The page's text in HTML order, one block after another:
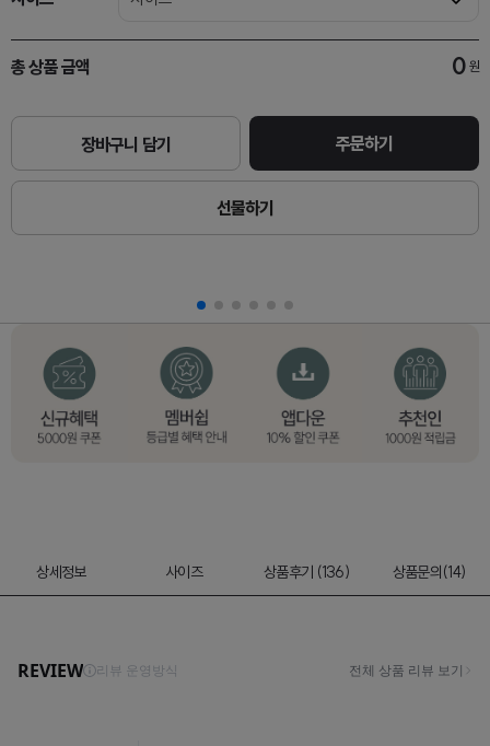
총 상품 금액 0 원
장바구니 담기 주문하기
선물하기
상세정보 사이즈 상품후기 (136) 상품문의(14)